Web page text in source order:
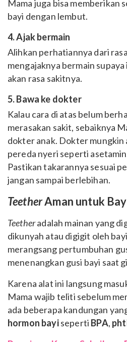
Mama juga bisa memberikan
bayi dengan lembut.
4. Ajak bermain
Alihkan perhatiannya dari
mengajaknya bermain
akan rasa sakitnya.
5. Bawa ke dokter
Kalau cara di atas belum
merasakan sakit, sebaiknya
dokter anak. Dokter mungkin
pereda nyeri seperti
Pastikan takarannya sesuai
jangan sampai berlebihan.
TeetherAman untuk
Teetheradalah mainan yang
dikunyah atau digigit oleh
merangsang pertumbuhan
menenangkan gusi bayi saat
Karena alat ini langsung
Mama wajib teliti sebelum
ada beberapa kandungan
hormon bayiseperti BPA,